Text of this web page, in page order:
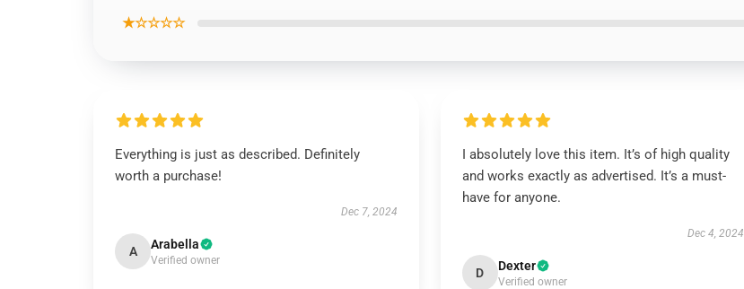
★☆☆☆☆
Everything is just as described. Definitely
worth a purchase!
Dec 7, 2024
A Arabella
Verified owner
I absolutely love this item. It’s of high quality
and works exactly as advertised. It’s a must-
have for anyone.
Dec 4, 2024
D Dexter
Verified owner